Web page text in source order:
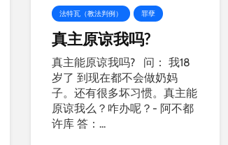
法特瓦（教法判例） 罪孽
真主原谅我吗?
真主能原谅我吗? 问： 我18
岁了 到现在都不会做奶妈
子。还有很多坏习惯。真主能
原谅我么？咋办呢？- 阿不都
许库 答：...